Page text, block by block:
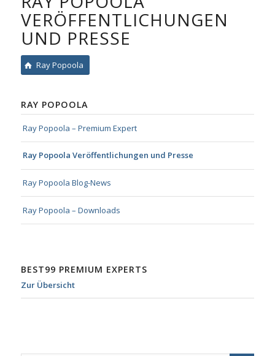
VERÖFFENTLICHUNGEN
UND PRESSE
Ray Popoola
RAY POPOOLA
Ray Popoola – Premium Expert
Ray Popoola Veröffentlichungen und Presse
Ray Popoola Blog-News
Ray Popoola – Downloads
BEST99 PREMIUM EXPERTS
Zur Übersicht